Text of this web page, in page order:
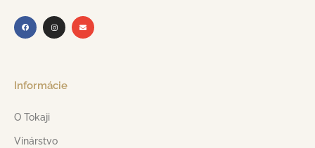
Informácie
O Tokaji
Vinárstvo